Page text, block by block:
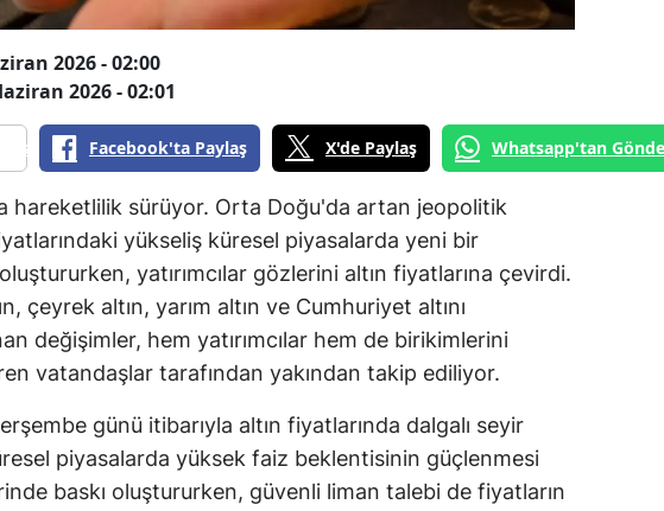
2026 - 02:00
2026 - 02:01
Facebook'ta Paylaş X'de Paylaş Whatsapp'tan
hareketlilik sürüyor. Orta Doğu'da artan jeopolitik
yükseliş küresel piyasalarda yeni bir
yatırımcılar gözlerini altın fiyatlarına çevirdi.
çeyrek altın, yarım altın ve Cumhuriyet altını
değişimler, hem yatırımcılar hem de birikimlerini
vatandaşlar tarafından yakından takip ediliyor.
günü itibarıyla altın fiyatlarında dalgalı seyir
piyasalarda yüksek faiz beklentisinin güçlenmesi
baskı oluştururken, güvenli liman talebi de fiyatların